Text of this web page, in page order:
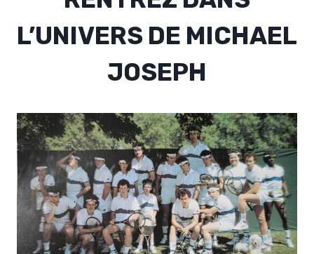
L’UNIVERS DE MICHAEL
JOSEPH